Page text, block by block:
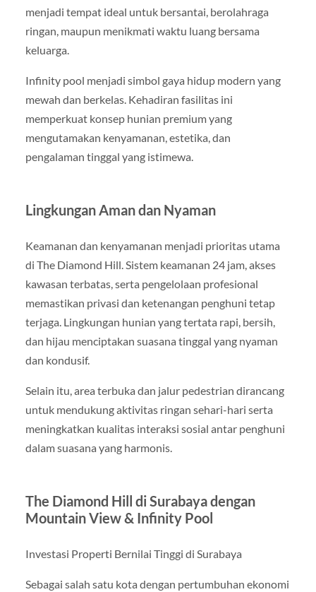
menjadi tempat ideal untuk bersantai, berolahraga
ringan, maupun menikmati waktu luang bersama
keluarga.
Infinity pool menjadi simbol gaya hidup modern yang
mewah dan berkelas. Kehadiran fasilitas ini
memperkuat konsep hunian premium yang
mengutamakan kenyamanan, estetika, dan
pengalaman tinggal yang istimewa.
Lingkungan Aman dan Nyaman
Keamanan dan kenyamanan menjadi prioritas utama
di The Diamond Hill. Sistem keamanan 24 jam, akses
kawasan terbatas, serta pengelolaan profesional
memastikan privasi dan ketenangan penghuni tetap
terjaga. Lingkungan hunian yang tertata rapi, bersih,
dan hijau menciptakan suasana tinggal yang nyaman
dan kondusif.
Selain itu, area terbuka dan jalur pedestrian dirancang
untuk mendukung aktivitas ringan sehari-hari serta
meningkatkan kualitas interaksi sosial antar penghuni
dalam suasana yang harmonis.
The Diamond Hill di Surabaya dengan
Mountain View & Infinity Pool
Investasi Properti Bernilai Tinggi di Surabaya
Sebagai salah satu kota dengan pertumbuhan ekonomi